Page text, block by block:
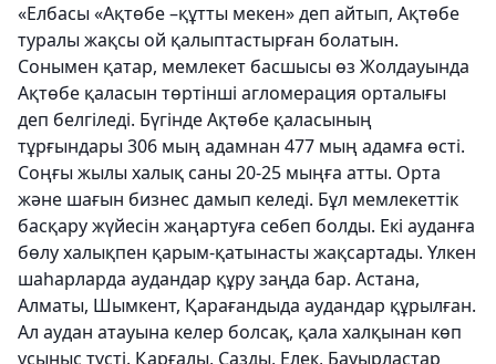
«Елбасы «Ақтөбе –құтты мекен» деп айтып, Ақтөбе
туралы жақсы ой қалыптастырған болатын.
Сонымен қатар, мемлекет басшысы өз Жолдауында
Ақтөбе қаласын төртінші агломерация орталығы
деп белгіледі. Бүгінде Ақтөбе қаласының
тұрғындары 306 мың адамнан 477 мың адамға өсті.
Cоңғы жылы халық саны 20-25 мыңға атты. Орта
және шағын бизнес дамып келеді. Бұл мемлекеттік
басқару жүйесін жаңартуға себеп болды. Екі ауданға
бөлу халықпен қарым-қатынасты жақсартады. Үлкен
шаһарларда аудандар құру заңда бар. Астана,
Алматы, Шымкент, Қарағандыда аудандар құрылған.
Ал аудан атауына келер болсақ, қала халқынан көп
ұсыныс түсті. Қарғалы, Сазды, Елек, Бауырластар